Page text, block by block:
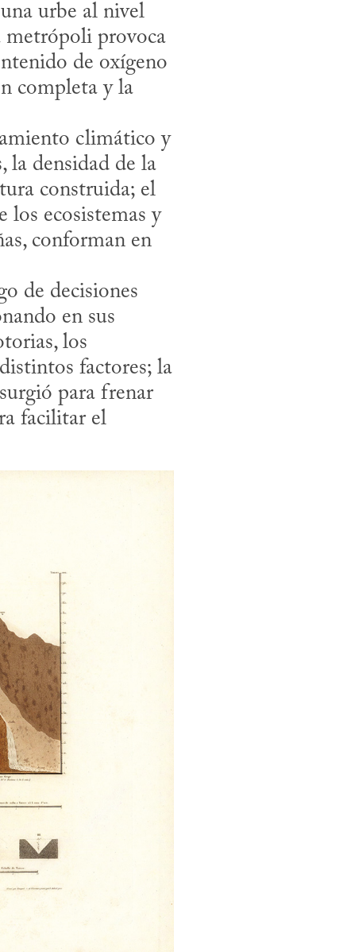
urbe al nivel
metrópoli provoca
de oxígeno
completa y la
la densidad de la
construida; el
los ecosistemas y
conforman en
en sus
los
factores; la
para frenar
facilitar el